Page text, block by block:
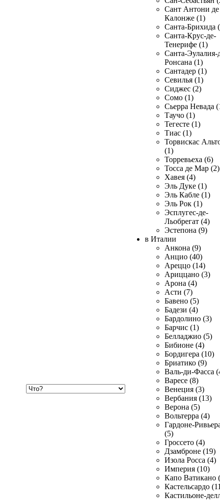
Сант Антони де
Калонже (1)
Санта-Брихида
Санта-Крус-де-
Тенерифе (1)
Санта-Эулалия-
Ронсана (1)
Сантадер (1)
Севилья (1)
Сиджес (2)
Сомо (1)
Сьерра Невада
Таучо (1)
Тегесте (1)
Тиас (1)
Торвискас
(1)
Торревьеха (6)
Тосса де Мар (2)
Хавея (4)
Эль Дуке (1)
Эль Кабле (1)
Эль Рок (1)
Эсплугес-де-
Льобрегат (4)
Эстепона (9)
в Италии
Анкона (9)
Анцио (40)
Ареццо (14)
Ариццано (3)
Арона (4)
Асти (7)
Бавено (5)
Бадези (4)
Бардолино (3)
Барчис (1)
Белладжио (5)
Бибионе (4)
Бордигера (10)
Бриатико (9)
Валь-ди-Фасса
Варесе (8)
Венеция (3)
Вербания (13)
Верона (5)
Вольтерра (4)
Гардоне-
(5)
Гроссето (4)
Дзамброне (19)
Изола Росса (4)
Империя (10)
Капо Ватикано
Кастельсардо
Кастильоне-